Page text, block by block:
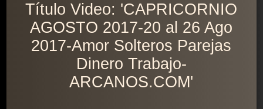
Título Video: 'CAPRICORNIO
AGOSTO 2017-20 al 26 Ago
2017-Amor Solteros Parejas
Dinero Trabajo-
ARCANOS.COM'